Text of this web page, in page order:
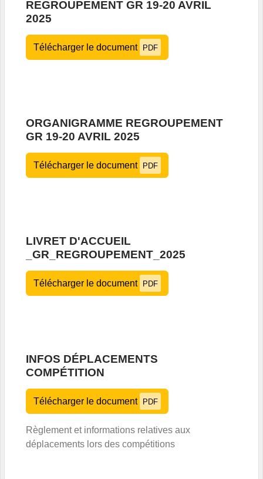
REGROUPEMENT GR 19-20 AVRIL
2025
Télécharger le document PDF
ORGANIGRAMME REGROUPEMENT
GR 19-20 AVRIL 2025
Télécharger le document PDF
LIVRET D'ACCUEIL
_GR_REGROUPEMENT_2025
Télécharger le document PDF
INFOS DÉPLACEMENTS
COMPÉTITION
Télécharger le document PDF
Règlement et informations relatives aux
déplacements lors des compétitions